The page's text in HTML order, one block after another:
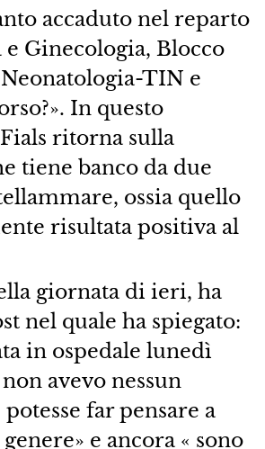
accaduto nel reparto
Ginecologia, Blocco
TIN e
In questo
ritorna sulla
tiene banco da due
ossia quello
risultata positiva al
giornata di ieri, ha
nel quale ha spiegato:
in ospedale lunedì
avevo nessun
far pensare a
e ancora « sono